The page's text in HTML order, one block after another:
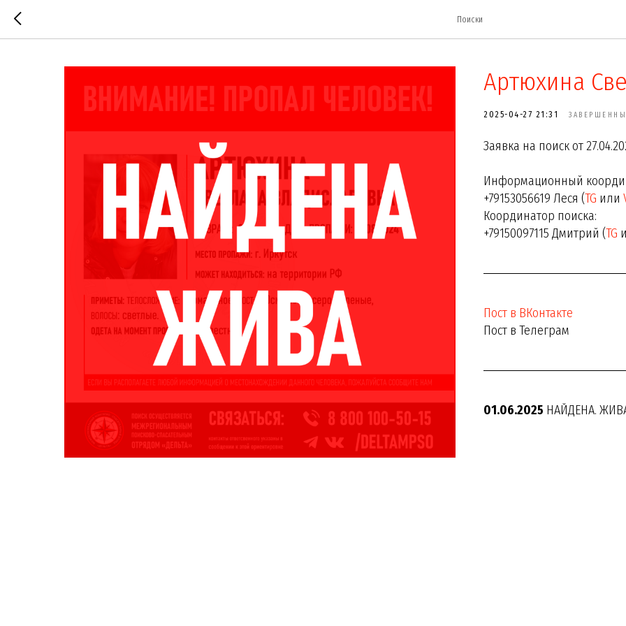
Поиски
Артюхина
2025-04-27 21:31
Заявка на поиск от
Информационный
+79153056619 Леся (TG или
Координатор поиска:
+79150097115 Дмитрий (TG
Пост в ВКонтакте
Пост в Телеграм
01.06.2025 НАЙДЕНА.